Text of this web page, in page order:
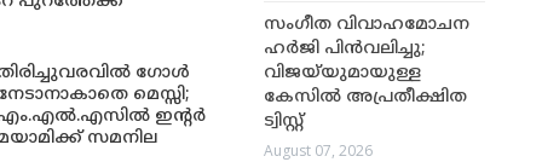
ഗോൾ
മെസ്സി;
ഇന്റർ
സമനില
സംഗീത വിവാഹമോചന
ഹർജി പിൻവലിച്ചു;
വിജയ്‌യുമായുള്ള
കേസിൽ അപ്രതീക്ഷിത
ട്വിസ്റ്റ്
August 07, 2026